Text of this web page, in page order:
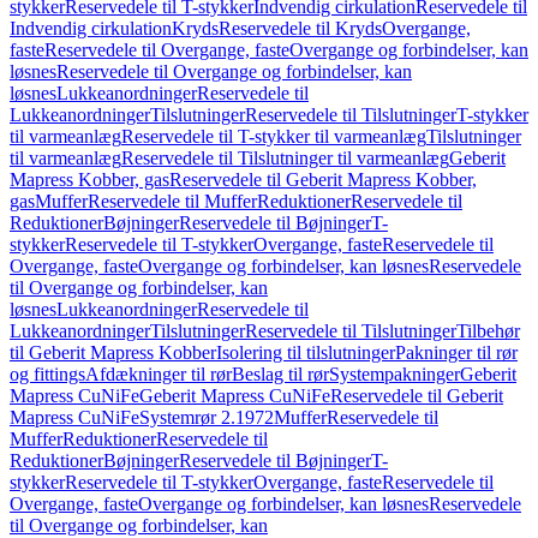
stykkerReservedele til T-stykkerIndvendig cirkulationReservedele til
Indvendig cirkulationKrydsReservedele til KrydsOvergange,
fasteReservedele til Overgange, fasteOvergange og forbindelser, kan
løsnesReservedele til Overgange og forbindelser, kan
løsnesLukkeanordningerReservedele til
LukkeanordningerTilslutningerReservedele til TilslutningerT-stykker
til varmeanlægReservedele til T-stykker til varmeanlægTilslutninger
til varmeanlægReservedele til Tilslutninger til varmeanlægGeberit
Mapress Kobber, gasReservedele til Geberit Mapress Kobber,
gasMufferReservedele til MufferReduktionerReservedele til
ReduktionerBøjningerReservedele til BøjningerT-
stykkerReservedele til T-stykkerOvergange, fasteReservedele til
Overgange, fasteOvergange og forbindelser, kan løsnesReservedele
til Overgange og forbindelser, kan
løsnesLukkeanordningerReservedele til
LukkeanordningerTilslutningerReservedele til TilslutningerTilbehør
til Geberit Mapress KobberIsolering til tilslutningerPakninger til rør
og fittingsAfdækninger til rørBeslag til rørSystempakningerGeberit
Mapress CuNiFeGeberit Mapress CuNiFeReservedele til Geberit
Mapress CuNiFeSystemrør 2.1972MufferReservedele til
MufferReduktionerReservedele til
ReduktionerBøjningerReservedele til BøjningerT-
stykkerReservedele til T-stykkerOvergange, fasteReservedele til
Overgange, fasteOvergange og forbindelser, kan løsnesReservedele
til Overgange og forbindelser, kan